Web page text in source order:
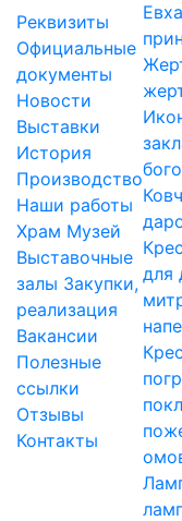
Реквизиты
Официальные
документы
Новости
Выставки
История
Производство
Наши работы
Храм Музей
Выставочные
залы Закупки,
реализация
Вакансии
Полезные
ссылки
Отзывы
Контакты
для